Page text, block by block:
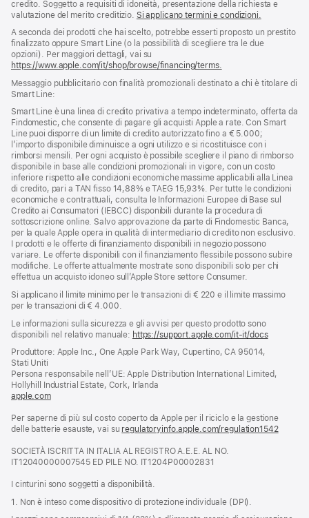
credito. Soggetto a requisiti di idoneità, presentazione della richiesta e
valutazione del merito creditizio. Si applicano termini e condizioni.
A seconda dei prodotti che hai scelto, potrebbe esserti proposto un prestito
finalizzato oppure Smart Line (o la possibilità di scegliere tra le due
opzioni). Per maggiori dettagli, vai su
https://www.apple.com/it/shop/browse/financing/terms.
Messaggio pubblicitario con finalità promozionali destinato a chi è titolare di
Smart Line:
Smart Line è una linea di credito privativa a tempo indeterminato, offerta da
Findomestic, che consente di pagare gli acquisti Apple a rate. Con Smart
Line puoi disporre di un limite di credito autorizzato fino a € 5.000;
l’importo disponibile diminuisce a ogni utilizzo e si ricostituisce con i
rimborsi mensili. Per ogni acquisto è possibile scegliere il piano di rimborso
disponibile in base alle condizioni promozionali in vigore, con un costo
inferiore rispetto alle condizioni economiche massime applicabili alla Linea
di credito, pari a TAN fisso 14,88% e TAEG 15,93%. Per tutte le condizioni
economiche e contrattuali, consulta le Informazioni Europee di Base sul
Credito ai Consumatori (IEBCC) disponibili durante la procedura di
sottoscrizione online. Salvo approvazione da parte di Findomestic Banca,
per la quale Apple opera in qualità di intermediario di credito non esclusivo.
I prodotti e le offerte di finanziamento disponibili in negozio possono
variare. Le offerte disponibili con il finanziamento flessibile possono subire
modifiche. Le offerte attualmente mostrate sono disponibili solo per chi
effettua un acquisto idoneo sull’Apple Store settore Consumer.
Si applicano il limite minimo per le transazioni di € 220 e il limite massimo
per le transazioni di € 4.000.
Le informazioni sulla sicurezza e gli avvisi per questo prodotto sono
disponibili nel relativo manuale: https://support.apple.com/it-it/docs(si
finestra)
Produttore: Apple Inc., One Apple Park Way, Cupertino, CA 95014,
Stati Uniti
Persona responsabile nell’UE: Apple Distribution International Limited,
Hollyhill Industrial Estate, Cork, Irlanda
apple.com(si
una
nuova
Per saperne di più sul costo coperto da Apple per il riciclo e la gestione
delle batterie esauste, vai su regulatoryinfo.apple.com/regulation1542(si
SOCIETÀ ISCRITTA IN ITALIA AL REGISTRO A.E.E. AL NO.
IT12040000007545 ED PILE NO. IT1204P00002831
I cinturini sono soggetti a disponibilità.
1. Non è inteso come dispositivo di protezione individuale (DPI).